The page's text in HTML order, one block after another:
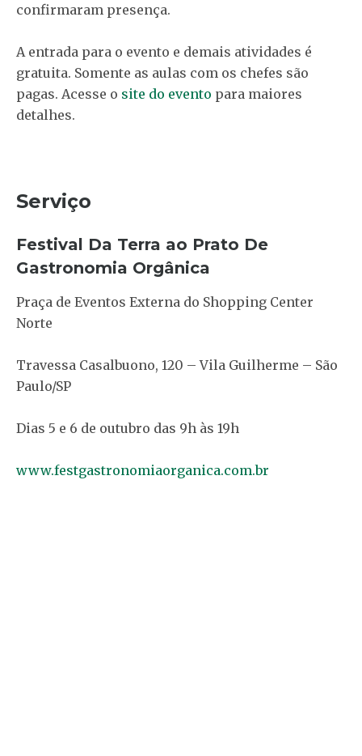
confirmaram presença.
A entrada para o evento e demais atividades é
gratuita. Somente as aulas com os chefes são
pagas. Acesse o site do evento para maiores
detalhes.
Serviço
Festival Da Terra ao Prato De
Gastronomia Orgânica
Praça de Eventos Externa do Shopping Center
Norte
Travessa Casalbuono, 120 – Vila Guilherme – São
Paulo/SP
Dias 5 e 6 de outubro das 9h às 19h
www.festgastronomiaorganica.com.br